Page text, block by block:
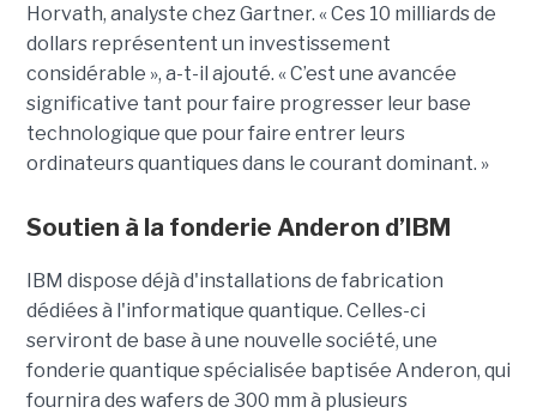
Horvath, analyste chez Gartner. « Ces 10 milliards de
dollars représentent un investissement
considérable », a-t-il ajouté. « C’est une avancée
significative tant pour faire progresser leur base
technologique que pour faire entrer leurs
ordinateurs quantiques dans le courant dominant. »
Soutien à la fonderie Anderon d’IBM
IBM dispose déjà d'installations de fabrication
dédiées à l'informatique quantique. Celles-ci
serviront de base à une nouvelle société, une
fonderie quantique spécialisée baptisée Anderon, qui
fournira des wafers de 300 mm à plusieurs